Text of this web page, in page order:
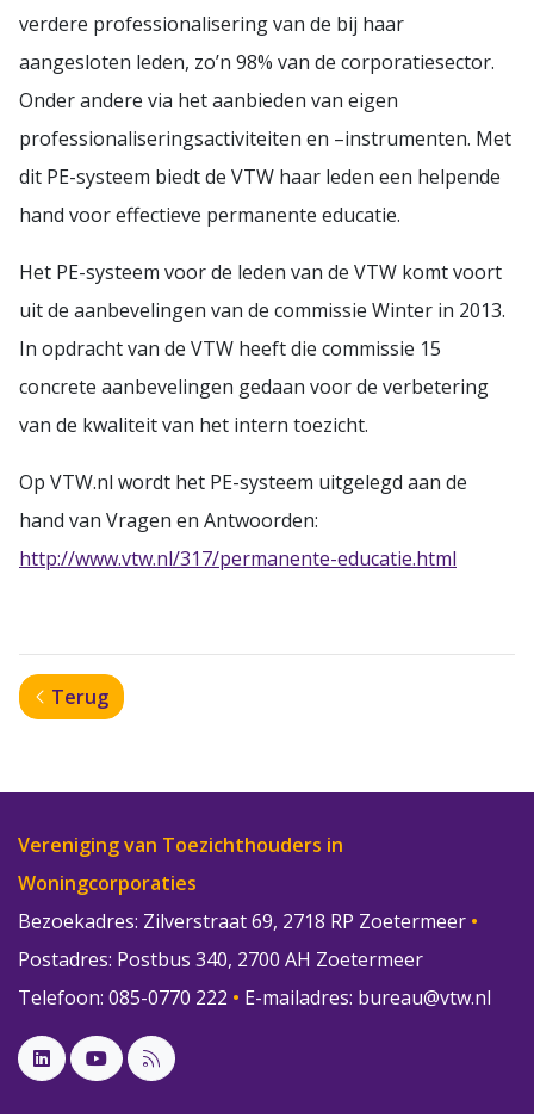
verdere professionalisering van de bij haar
aangesloten leden, zo’n 98% van de corporatiesector.
Onder andere via het aanbieden van eigen
professionaliseringsactiviteiten en –instrumenten. Met
dit PE-systeem biedt de VTW haar leden een helpende
hand voor effectieve permanente educatie.
Het PE-systeem voor de leden van de VTW komt voort
uit de aanbevelingen van de commissie Winter in 2013.
In opdracht van de VTW heeft die commissie 15
concrete aanbevelingen gedaan voor de verbetering
van de kwaliteit van het intern toezicht.
Op VTW.nl wordt het PE-systeem uitgelegd aan de
hand van Vragen en Antwoorden:
http://www.vtw.nl/317/permanente-educatie.html
Terug
Vereniging van Toezichthouders in
Woningcorporaties
Bezoekadres: Zilverstraat 69, 2718 RP Zoetermeer •
Postadres: Postbus 340, 2700 AH Zoetermeer
Telefoon: 085-0770 222 • E-mailadres: bureau@vtw.nl